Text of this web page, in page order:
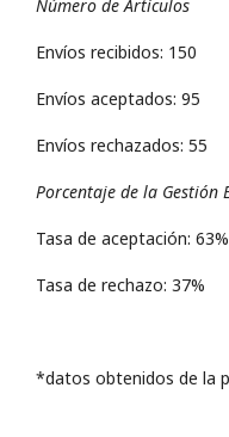
Número de Artículos
Envíos recibidos: 150
Envíos aceptados: 95
Envíos rechazados: 55
Porcentaje de la Gestión
Tasa de aceptación: 63%
Tasa de rechazo: 37%
*datos obtenidos de la